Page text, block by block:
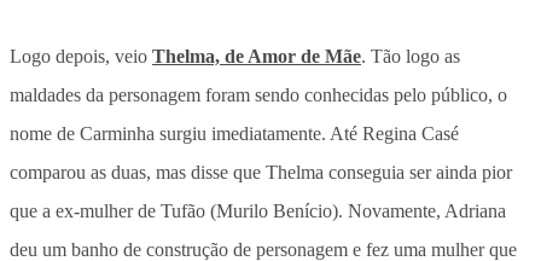
Logo depois, veio Thelma, de Amor de Mãe. Tão logo as
maldades da personagem foram sendo conhecidas pelo público, o
nome de Carminha surgiu imediatamente. Até Regina Casé
comparou as duas, mas disse que Thelma conseguia ser ainda pior
que a ex-mulher de Tufão (Murilo Benício). Novamente, Adriana
deu um banho de construção de personagem e fez uma mulher que